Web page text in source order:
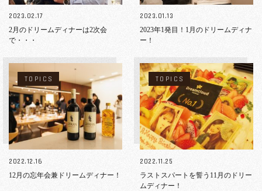
2023.02.17
2月のドリームディナーは2次会
で・・・
2023.01.13
2023年1発目！1月のドリームディナ
ー！
TOPICS
2022.12.16
12月の忘年会兼ドリームディナー！
TOPICS
2022.11.25
ラストスパートを誓う11月のドリー
ムディナー！